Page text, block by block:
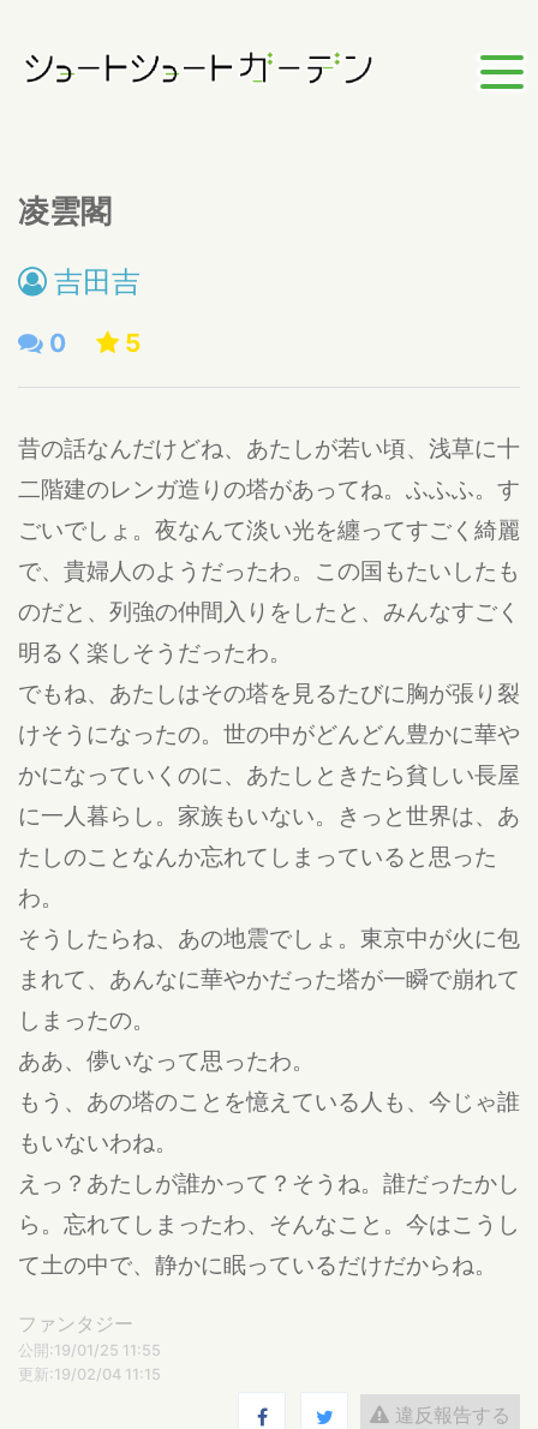
凌雲閣
吉田吉
0 5
昔の話なんだけどね、あたしが若い頃、浅草に十
二階建のレンガ造りの塔があってね。ふふふ。す
ごいでしょ。夜なんて淡い光を纏ってすごく綺麗
で、貴婦人のようだったわ。この国もたいしたも
のだと、列強の仲間入りをしたと、みんなすごく
明るく楽しそうだったわ。
でもね、あたしはその塔を見るたびに胸が張り裂
けそうになったの。世の中がどんどん豊かに華や
かになっていくのに、あたしときたら貧しい長屋
に一人暮らし。家族もいない。きっと世界は、あ
たしのことなんか忘れてしまっていると思った
わ。
そうしたらね、あの地震でしょ。東京中が火に包
まれて、あんなに華やかだった塔が一瞬で崩れて
しまったの。
ああ、儚いなって思ったわ。
もう、あの塔のことを憶えている人も、今じゃ誰
もいないわね。
えっ？あたしが誰かって？そうね。誰だったかし
ら。忘れてしまったわ、そんなこと。今はこうし
て土の中で、静かに眠っているだけだからね。
ファンタジー
公開:19/01/25 11:55
更新:19/02/04 11:15
違反報告する